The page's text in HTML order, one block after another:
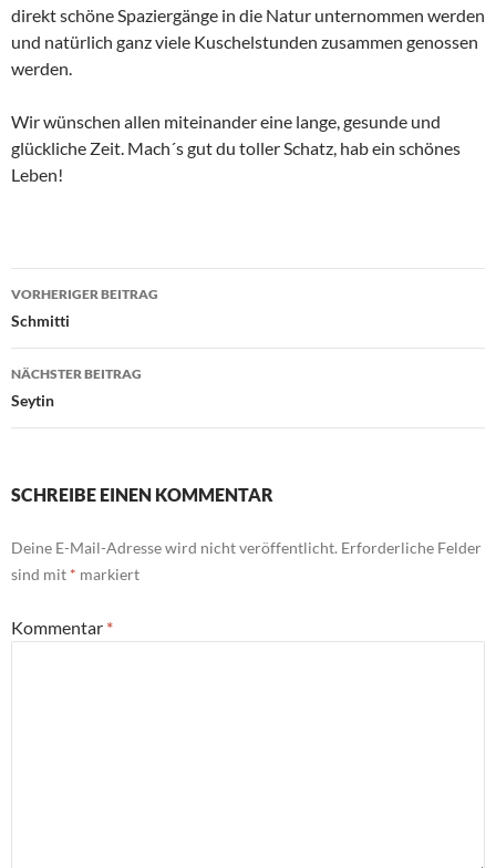
direkt schöne Spaziergänge in die Natur unternommen werden
und natürlich ganz viele Kuschelstunden zusammen genossen
werden.
Wir wünschen allen miteinander eine lange, gesunde und
glückliche Zeit. Mach´s gut du toller Schatz, hab ein schönes
Leben!
Beitragsnavigation
VORHERIGER BEITRAG
Schmitti
NÄCHSTER BEITRAG
Seytin
SCHREIBE EINEN KOMMENTAR
Deine E-Mail-Adresse wird nicht veröffentlicht. Erforderliche Felder
sind mit * markiert
Kommentar *